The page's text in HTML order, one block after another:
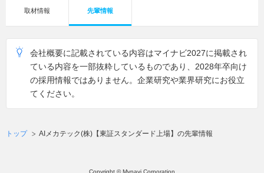
取材情報 先輩情報
会社概要に記載されている内容はマイナビ2027に掲載され
ている内容を一部抜粋しているものであり、2028年卒向け
の採用情報ではありません。企業研究や業界研究にお役立
てください。
トップ AIメカテック(株)【東証スタンダード上場】の先輩情報
Copyright © Mynavi Corporation